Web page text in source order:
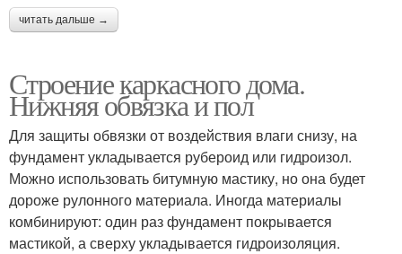
читать дальше →
Строение каркасного дома.
Нижняя обвязка и пол
Для защиты обвязки от воздействия влаги снизу, на
фундамент укладывается рубероид или гидроизол.
Можно использовать битумную мастику, но она будет
дороже рулонного материала. Иногда материалы
комбинируют: один раз фундамент покрывается
мастикой, а сверху укладывается гидроизоляция.